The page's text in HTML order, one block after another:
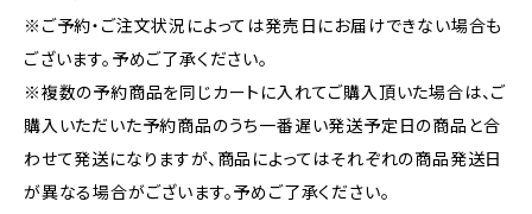
※ご予約・ご注文状況によっては発売日にお届けできない場合も
ございます。予めご了承ください。
※複数の予約商品を同じカートに入れてご購入頂いた場合は、ご
購入いただいた予約商品のうち一番遅い発送予定日の商品と合
わせて発送になりますが、商品によってはそれぞれの商品発送日
が異なる場合がございます。予めご了承ください。